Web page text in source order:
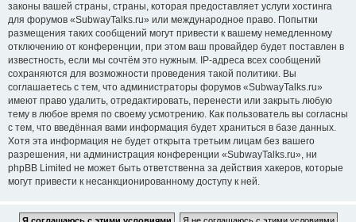
законы вашей страны, страны, которая предоставляет услуги хостинга
для форумов «SubwayTalks.ru» или международное право. Попытки
размещения таких сообщений могут привести к вашему немедленному
отключению от конференции, при этом ваш провайдер будет поставлен в
известность, если мы сочтём это нужным. IP-адреса всех сообщений
сохраняются для возможности проведения такой политики. Вы
соглашаетесь с тем, что администраторы форумов «SubwayTalks.ru»
имеют право удалить, отредактировать, перенести или закрыть любую
тему в любое время по своему усмотрению. Как пользователь вы согласны
с тем, что введённая вами информация будет храниться в базе данных.
Хотя эта информация не будет открыта третьим лицам без вашего
разрешения, ни администрация конференции «SubwayTalks.ru», ни
phpBB Limited не может быть ответственна за действия хакеров, которые
могут привести к несанкционированному доступу к ней.